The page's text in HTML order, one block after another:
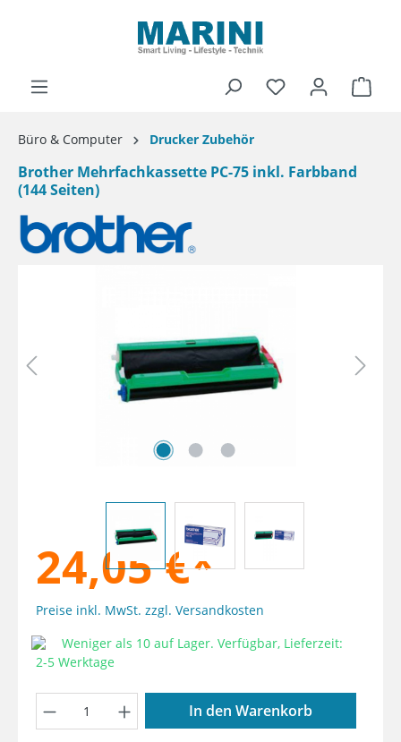
Büro & Computer Drucker Zubehör
Brother Mehrfachkassette PC-75 inkl. Farbband
(144 Seiten)
24,05 €*
Preise inkl. MwSt. zzgl. Versandkosten
Weniger als 10 auf Lager. Verfügbar, Lieferzeit:
2-5 Werktage
Produkt Anzahl: Gib den
In den Warenkorb